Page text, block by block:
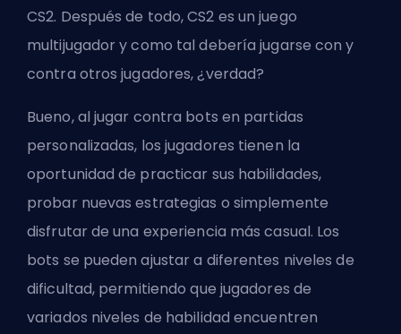
CS2. Después de todo, CS2 es un juego
multijugador y como tal debería jugarse con y
contra otros jugadores, ¿verdad?
Bueno, al jugar contra bots en partidas
personalizadas, los jugadores tienen la
oportunidad de practicar sus habilidades,
probar nuevas estrategias o simplemente
disfrutar de una experiencia más casual. Los
bots se pueden ajustar a diferentes niveles de
dificultad, permitiendo que jugadores de
variados niveles de habilidad encuentren